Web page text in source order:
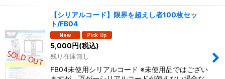
【シリアルコード】限界を超えし者100枚セッ
ト/FB04
5,000円(税込)
残り在庫無し
FB04未使用シリアルコード ※未使用品ではござい